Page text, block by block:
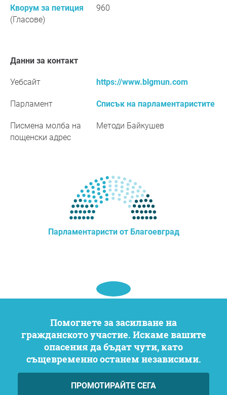
Кворум за петиция
(Гласове)
960
Данни за контакт
Уебсайт https://www.blgmun.com
Парламент Списък на парламентаристите
Писмена молба на
пощенски адрес
Методи Байкушев
Парламентаристи от Благоевград
Помогнете за засилване на
гражданското участие. Искаме вашите
опасения да бъдат чути, като
същевременно останем независими.
ПРОМОТИРАЙТЕ СЕГА